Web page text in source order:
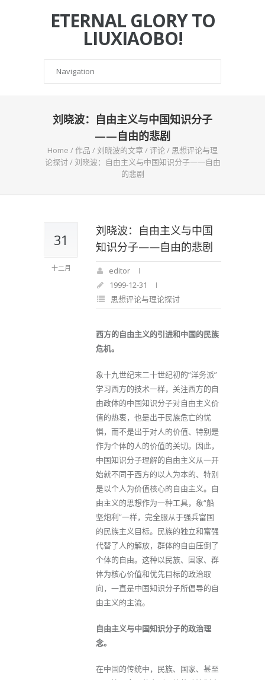
ETERNAL GLORY TO
LIUXIAOBO!
刘晓波：自由主义与中国知识分子
——自由的悲剧
Home /作品 /刘晓波的文章/评论/ 思想评论与理
论探讨/刘晓波：自由主义与中国知识分子——自由
的悲剧
31
十二月
刘晓波：自由主义与中国
知识分子——自由的悲剧
editor
1999-12-31
思想评论与理论探讨
西方的自由主义的引进和中国的民族
危机。
象十九世纪末二十世纪初的“洋务派”
学习西方的技术一样，关注西方的自
由政体的中国知识分子对自由主义价
值的热衷，也是出于民族危亡的忧
惧，而不是出于对人的价值、特别是
作为个体的人的价值的关切。因此，
中国知识分子理解的自由主义从一开
始就不同于西方的以人为本的、特别
是以个人为价值核心的自由主义。自
由主义的思想作为一种工具，象“船
坚炮利”一样，完全服从于强兵富国
的民族主义目标。民族的独立和富强
代替了人的解放，群体的自由压倒了
个体的自由。这种以民族、国家、群
体为核心价值和优先目标的政治取
向，一直是中国知识分子所倡导的自
由主义的主流。
自由主义与中国知识分子的政治理
念。
在中国的传统中，民族、国家、甚至